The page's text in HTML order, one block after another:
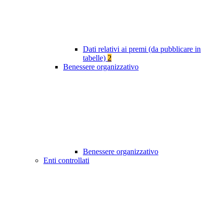
Dati relativi ai premi (da pubblicare in
tabelle) 2
Benessere organizzativo
Benessere organizzativo
Enti controllati